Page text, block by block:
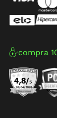
compra